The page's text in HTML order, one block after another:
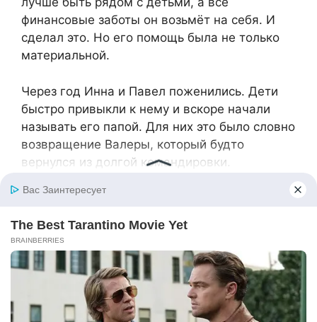
финансовые заботы он возьмёт на себя. И
сделал это. Но его помощь была не только
материальной.
Через год Инна и Павел поженились. Дети
быстро привыкли к нему и вскоре начали
называть его папой. Для них это было словно
возвращение Валеры, который будто
вернулся из долгой командировки.